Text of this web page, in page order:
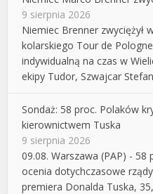
9 sierpnia 2026
Niemiec Brenner zwyciężył
kolarskiego Tour de
indywidualną na czas w
ekipy Tudor, Szwajcar
Sondaż: 58 proc. Polaków
kierownictwem Tuska
9 sierpnia 2026
09.08. Warszawa (PAP) -
ocenia dotychczasowe
premiera Donalda Tuska,